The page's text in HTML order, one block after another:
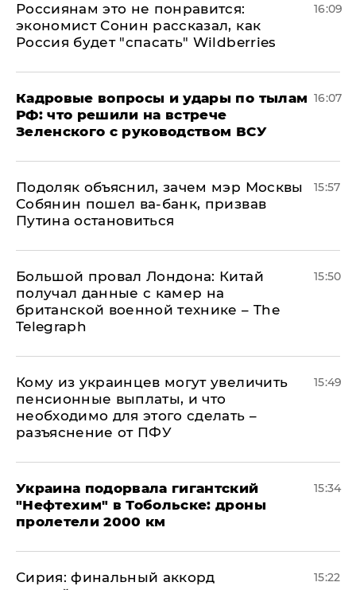
Россиянам это не понравится:
экономист Сонин рассказал, как
Россия будет "спасать" Wildberries
16:09
Кадровые вопросы и удары по тылам
РФ: что решили на встрече
Зеленского с руководством ВСУ
16:07
Подоляк объяснил, зачем мэр Москвы
Собянин пошел ва-банк, призвав
Путина остановиться
15:57
Большой провал Лондона: Китай
получал данные с камер на
британской военной технике – The
Telegraph
15:50
Кому из украинцев могут увеличить
пенсионные выплаты, и что
необходимо для этого сделать –
разъяснение от ПФУ
15:49
Украина подорвала гигантский
"Нефтехим" в Тобольске: дроны
пролетели 2000 км
15:34
​Сирия: финальный аккорд
15:22